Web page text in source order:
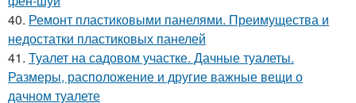
40. Ремонт пластиковыми панелями. Преимущества и
недостатки пластиковых панелей
41. Туалет на садовом участке. Дачные туалеты.
Размеры, расположение и другие важные вещи о
дачном туалете